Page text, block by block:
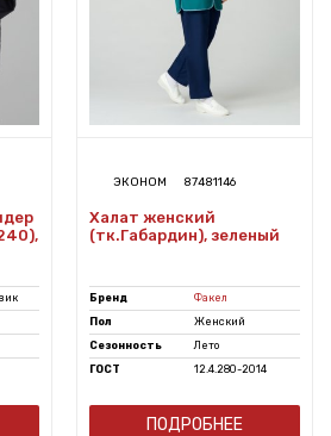
ЭКОНОМ 87481146
Халат женский
(тк.Габардин), зеленый
Бренд
Факел
Пол
Женский
Сезонность
Лето
ГОСТ
12.4.280-2014
ПОДРОБНЕЕ